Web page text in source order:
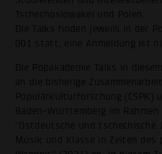
Tschechoslowakei und Polen.
Die Talks finden jeweils in der
001 statt, eine Anmeldung ist
Die Popakademie Talks in
an die bisherige
Populärkulturforschung (CSPK)
Baden-Württemberg im
"Ostdeutsche und tschechische
Musik und Klasse in Zeiten des